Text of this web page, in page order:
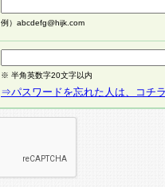
例）abcdefg@hijk.com
※ 半角英数字20文字以内
⇒パスワードを忘れた人は、コチ